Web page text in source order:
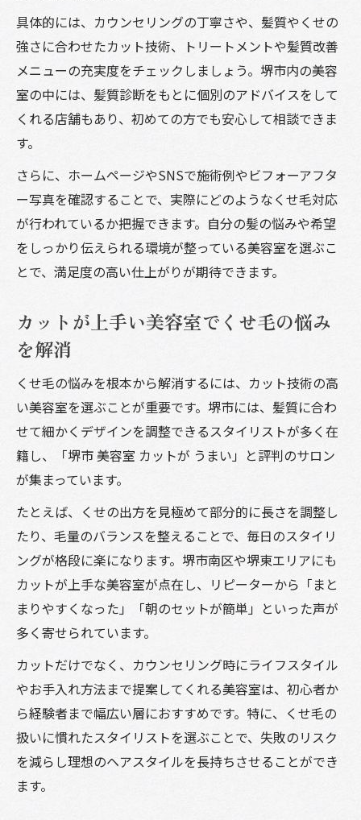
具体的には、カウンセリングの丁寧さや、髪質やくせの
強さに合わせたカット技術、トリートメントや髪質改善
メニューの充実度をチェックしましょう。堺市内の美容
室の中には、髪質診断をもとに個別のアドバイスをして
くれる店舗もあり、初めての方でも安心して相談できま
す。
さらに、ホームページやSNSで施術例やビフォーアフタ
ー写真を確認することで、実際にどのようなくせ毛対応
が行われているか把握できます。自分の髪の悩みや希望
をしっかり伝えられる環境が整っている美容室を選ぶこ
とで、満足度の高い仕上がりが期待できます。
カットが上手い美容室でくせ毛の悩み
を解消
くせ毛の悩みを根本から解消するには、カット技術の高
い美容室を選ぶことが重要です。堺市には、髪質に合わ
せて細かくデザインを調整できるスタイリストが多く在
籍し、「堺市 美容室 カットが うまい」と評判のサロン
が集まっています。
たとえば、くせの出方を見極めて部分的に長さを調整し
たり、毛量のバランスを整えることで、毎日のスタイリ
ングが格段に楽になります。堺市南区や堺東エリアにも
カットが上手な美容室が点在し、リピーターから「まと
まりやすくなった」「朝のセットが簡単」といった声が
多く寄せられています。
カットだけでなく、カウンセリング時にライフスタイル
やお手入れ方法まで提案してくれる美容室は、初心者か
ら経験者まで幅広い層におすすめです。特に、くせ毛の
扱いに慣れたスタイリストを選ぶことで、失敗のリスク
を減らし理想のヘアスタイルを長持ちさせることができ
ます。